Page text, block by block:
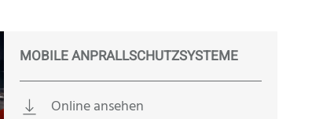
MOBILE ANPRALLSCHUTZSYSTEME
Online ansehen